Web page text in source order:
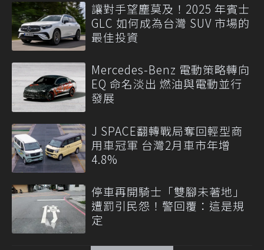
讓對手望塵莫及！2025 年賓士
GLC 如何成為台灣 SUV 市場的
最佳投資
Mercedes-Benz 電動策略轉向
EQ 命名淡出 燃油與電動並行
發展
J SPACE翻轉戰局奪回輕型商
用車冠軍 台灣2月車市年增
4.8%
停車再開騎士「雙腳未著地」
遭罰引民怨！警回覆：這是規
定